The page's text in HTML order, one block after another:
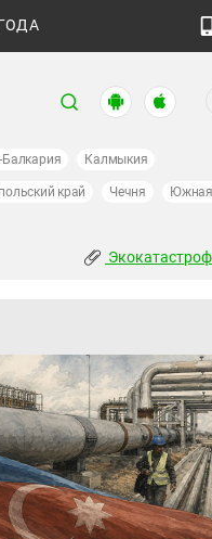
Балкария Калмыкия
край Чечня Южная